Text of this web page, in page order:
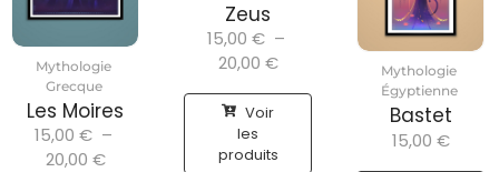
Mythologie
Grecque
Les Moires
15,00 € –
20,00 €
Zeus
15,00 € –
20,00 €
Voir
les
produits
Mythologie
Égyptienne
Bastet
15,00 €